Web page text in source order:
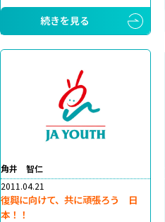
続きを見る
角井 智仁
2011.04.21
復興に向けて、共に頑張ろう 日
本！！